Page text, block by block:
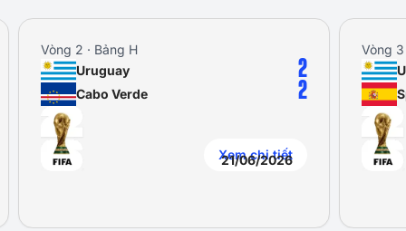
Vòng 2 · Bảng H
21/06/2026
Uruguay
Cabo Verde
2
2
Xem chi tiết
Vòng 3